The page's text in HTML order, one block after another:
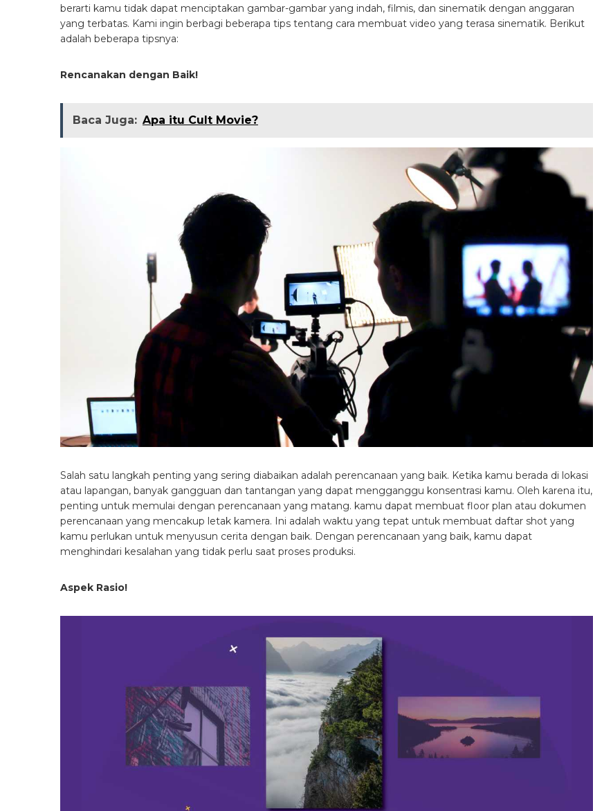
berarti kamu tidak dapat menciptakan gambar-gambar yang indah, filmis, dan sinematik dengan anggaran
yang terbatas. Kami ingin berbagi beberapa tips tentang cara membuat video yang terasa sinematik. Berikut
adalah beberapa tipsnya:
Rencanakan dengan Baik!
Baca Juga: Apa itu Cult Movie?
Salah satu langkah penting yang sering diabaikan adalah perencanaan yang baik. Ketika kamu berada di lokasi
atau lapangan, banyak gangguan dan tantangan yang dapat mengganggu konsentrasi kamu. Oleh karena itu,
penting untuk memulai dengan perencanaan yang matang. kamu dapat membuat floor plan atau dokumen
perencanaan yang mencakup letak kamera. Ini adalah waktu yang tepat untuk membuat daftar shot yang
kamu perlukan untuk menyusun cerita dengan baik. Dengan perencanaan yang baik, kamu dapat
menghindari kesalahan yang tidak perlu saat proses produksi.
Aspek Rasio!